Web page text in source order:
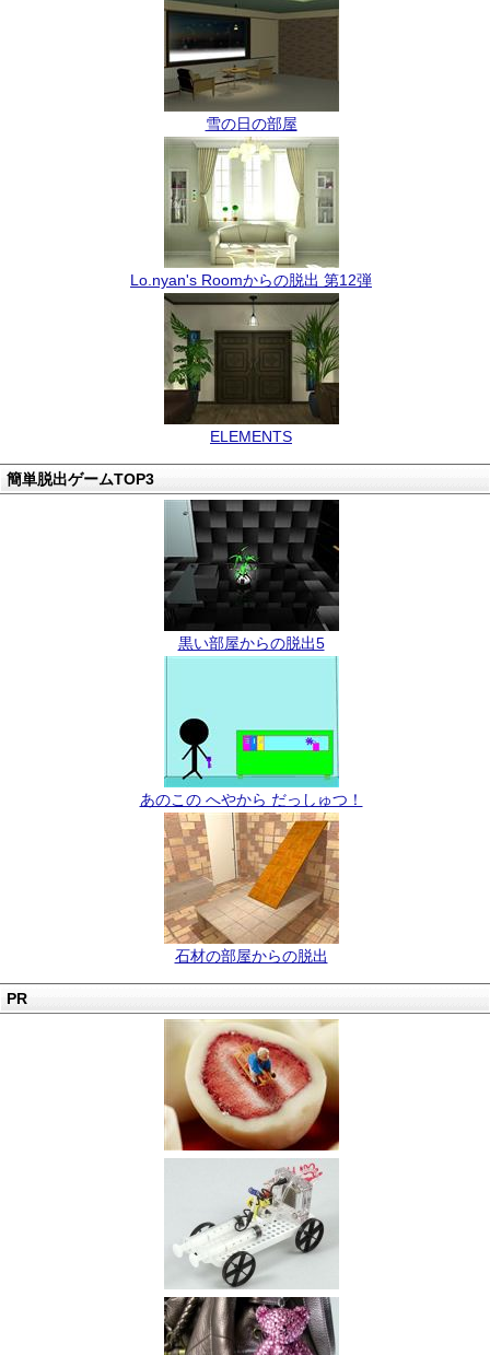
雪の日の部屋
Lo.nyan's Roomからの脱出 第12弾
ELEMENTS
簡単脱出ゲームTOP3
黒い部屋からの脱出5
あのこの へやから だっしゅつ！
石材の部屋からの脱出
PR